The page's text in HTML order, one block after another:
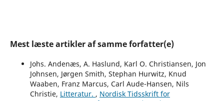
Mest læste artikler af samme forfatter(e)
Johs. Andenæs, A. Haslund, Karl O. Christiansen, Jon
Johnsen, Jørgen Smith, Stephan Hurwitz, Knud
Waaben, Franz Marcus, Carl Aude-Hansen, Nils
Christie, Litteratur. , Nordisk Tidsskrift for